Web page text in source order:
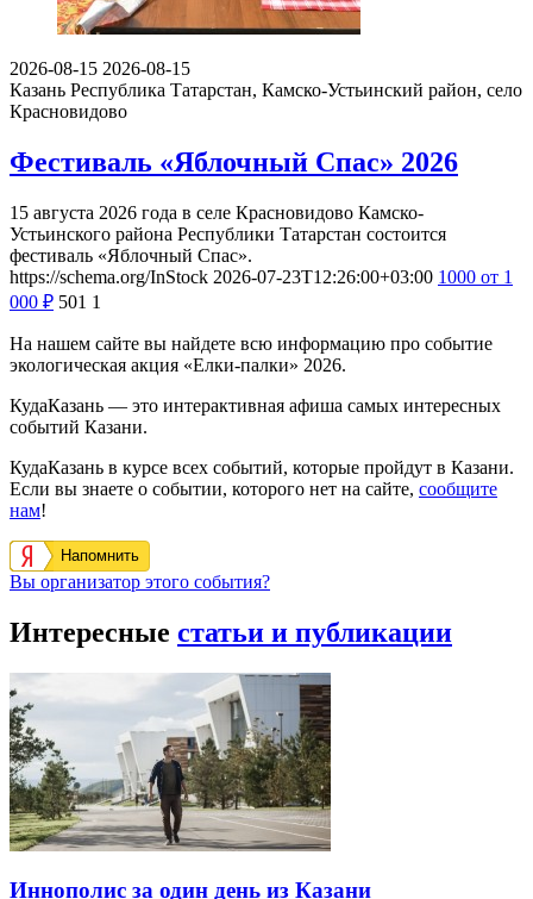
2026-08-15 2026-08-15
Казань Республика Татарстан, Камско-Устьинский район, село
Красновидово
Фестиваль «Яблочный Спас» 2026
15 августа 2026 года в селе Красновидово Камско-
Устьинского района Республики Татарстан состоится
фестиваль «Яблочный Спас».
https://schema.org/InStock 2026-07-23T12:26:00+03:00 1000 от 1
000 ₽ 501 1
На нашем сайте вы найдете всю информацию про событие
экологическая акция «Елки-палки» 2026.
КудаКазань — это интерактивная афиша самых интересных
событий Казани.
КудаКазань в курсе всех событий, которые пройдут в Казани.
Если вы знаете о событии, которого нет на сайте, сообщите
нам!
Напомнить
Вы организатор этого события?
Интересные статьи и публикации
Иннополис за один день из Казани